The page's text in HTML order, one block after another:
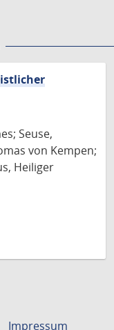
Seuse,
von Kempen;
Heiliger
Impressum